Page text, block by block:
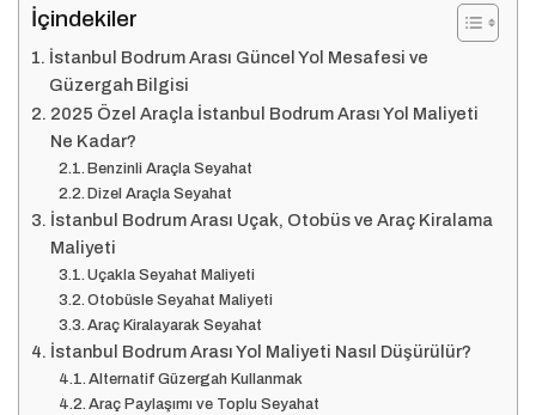
İçindekiler
İstanbul Bodrum Arası Güncel Yol Mesafesi ve
Güzergah Bilgisi
2025 Özel Araçla İstanbul Bodrum Arası Yol Maliyeti
Ne Kadar?
Benzinli Araçla Seyahat
Dizel Araçla Seyahat
İstanbul Bodrum Arası Uçak, Otobüs ve Araç Kiralama
Maliyeti
Uçakla Seyahat Maliyeti
Otobüsle Seyahat Maliyeti
Araç Kiralayarak Seyahat
İstanbul Bodrum Arası Yol Maliyeti Nasıl Düşürülür?
Alternatif Güzergah Kullanmak
Araç Paylaşımı ve Toplu Seyahat